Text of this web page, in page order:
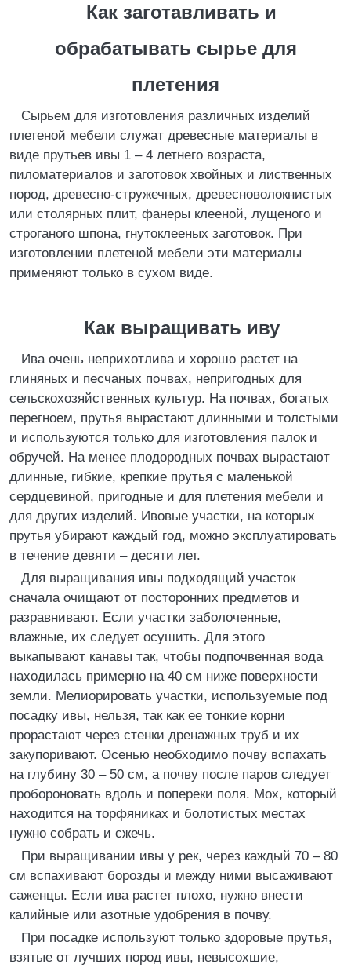
Как заготавливать и
обрабатывать сырье для
плетения
Сырьем для изготовления различных изделий
плетеной мебели служат древесные материалы в
виде прутьев ивы 1 – 4 летнего возраста,
пиломатериалов и заготовок хвойных и лиственных
пород, древесно-стружечных, древесноволокнистых
или столярных плит, фанеры клееной, лущеного и
строганого шпона, гнутоклееных заготовок. При
изготовлении плетеной мебели эти материалы
применяют только в сухом виде.
Как выращивать иву
Ива очень неприхотлива и хорошо растет на
глиняных и песчаных почвах, непригодных для
сельскохозяйственных культур. На почвах, богатых
перегноем, прутья вырастают длинными и толстыми
и используются только для изготовления палок и
обручей. На менее плодородных почвах вырастают
длинные, гибкие, крепкие прутья с маленькой
сердцевиной, пригодные и для плетения мебели и
для других изделий. Ивовые участки, на которых
прутья убирают каждый год, можно эксплуатировать
в течение девяти – десяти лет.
Для выращивания ивы подходящий участок
сначала очищают от посторонних предметов и
разравнивают. Если участки заболоченные,
влажные, их следует осушить. Для этого
выкапывают канавы так, чтобы подпочвенная вода
находилась примерно на 40 см ниже поверхности
земли. Мелиорировать участки, используемые под
посадку ивы, нельзя, так как ее тонкие корни
прорастают через стенки дренажных труб и их
закупоривают. Осенью необходимо почву вспахать
на глубину 30 – 50 см, а почву после паров следует
пробороновать вдоль и попереки поля. Мох, который
находится на торфяниках и болотистых местах
нужно собрать и сжечь.
При выращивании ивы у рек, через каждый 70 – 80
см вспахивают борозды и между ними высаживают
саженцы. Если ива растет плохо, нужно внести
калийные или азотные удобрения в почву.
При посадке используют только здоровые прутья,
взятые от лучших пород ивы, невысохшие,